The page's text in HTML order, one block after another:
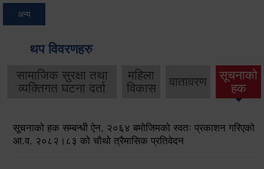
अन्य
थप विवरणहरु
सामाजिक सुरक्षा तथा
व्यक्तिगत घटना दर्ता
महिला
विकास
वातावरण
सूचनाको
हक
सूचनाको हक सम्बन्धी ऐन, २०६४ बमोजिमको स्वतः प्रकाशन गरिएको
आ.व. २०८२।८३ को चौथो त्रैमासिक प्रतिवेदन